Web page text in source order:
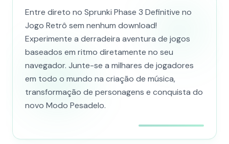
Entre direto no Sprunki Phase 3 Definitive no
Jogo Retrô sem nenhum download!
Experimente a derradeira aventura de jogos
baseados em ritmo diretamente no seu
navegador. Junte-se a milhares de jogadores
em todo o mundo na criação de música,
transformação de personagens e conquista do
novo Modo Pesadelo.